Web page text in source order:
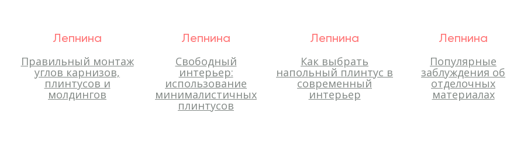
Лепнина
Правильный монтаж
углов карнизов,
плинтусов и
молдингов
Лепнина
Свободный
интерьер:
использование
минималистичных
плинтусов
Лепнина
Как выбрать
напольный плинтус в
современный
интерьер
Лепнина
Популярные
заблуждения об
отделочных
материалах